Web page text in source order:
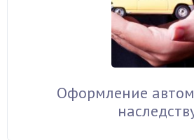
Оформление